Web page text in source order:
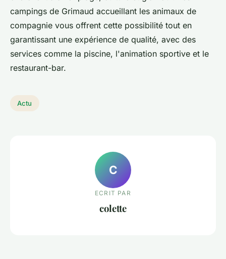
campings de Grimaud accueillant les animaux de
compagnie vous offrent cette possibilité tout en
garantissant une expérience de qualité, avec des
services comme la piscine, l'animation sportive et le
restaurant-bar.
Actu
C
ECRIT PAR
colette